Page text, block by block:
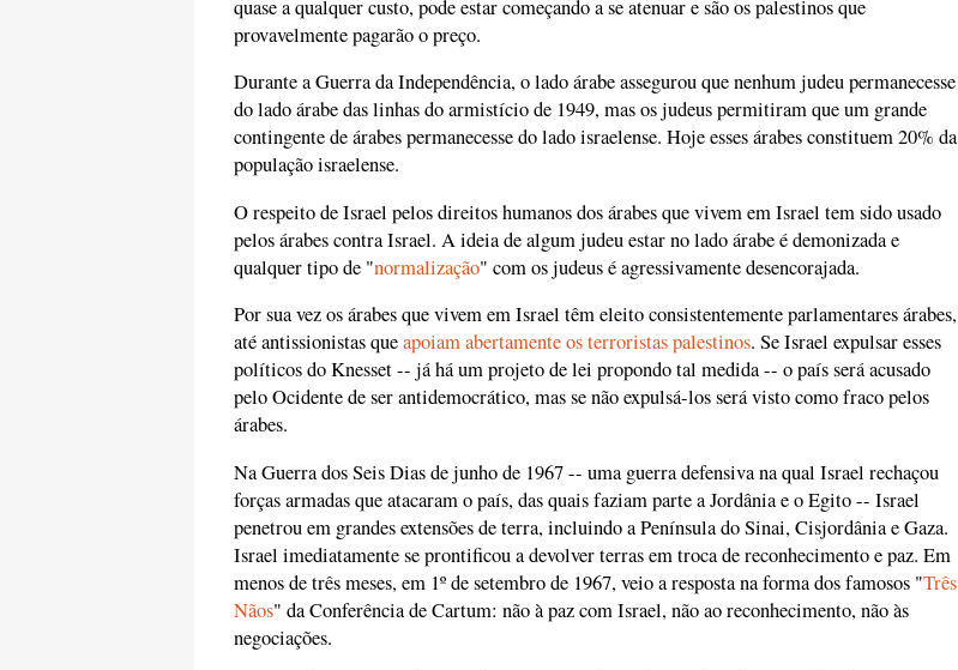
quase a qualquer custo, pode estar começando a se atenuar e são os palestinos que
provavelmente pagarão o preço.
Durante a Guerra da Independência, o lado árabe assegurou que nenhum judeu permanecesse
do lado árabe das linhas do armistício de 1949, mas os judeus permitiram que um grande
contingente de árabes permanecesse do lado israelense. Hoje esses árabes constituem 20% da
população israelense.
O respeito de Israel pelos direitos humanos dos árabes que vivem em Israel tem sido usado
pelos árabes contra Israel. A ideia de algum judeu estar no lado árabe é demonizada e
qualquer tipo de "normalização" com os judeus é agressivamente desencorajada.
Por sua vez os árabes que vivem em Israel têm eleito consistentemente parlamentares árabes,
até antissionistas queapoiam abertamente os terroristas palestinos. Se Israel expulsar esses
políticos do Knesset -- já há um projeto de lei propondo tal medida -- o país será acusado
pelo Ocidente de ser antidemocrático, mas se não expulsá-los será visto como fraco pelos
árabes.
Na Guerra dos Seis Dias de junho de 1967 -- uma guerra defensiva na qual Israel rechaçou
forças armadas que atacaram o país, das quais faziam parte a Jordânia e o Egito -- Israel
penetrou em grandes extensões de terra, incluindo a Península do Sinai, Cisjordânia e Gaza.
Israel imediatamente se prontificou a devolver terras em troca de reconhecimento e paz. Em
menos de três meses, em 1º de setembro de 1967, veio a resposta na forma dos famosos "Três
Nãos" da Conferência de Cartum: não à paz com Israel, não ao reconhecimento, não às
negociações.